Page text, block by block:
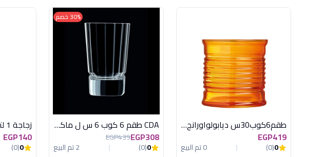
طقم6كوب30س ديابولواورانج لومينارك فرنسا
EGP419
0
(0)
0 تم البيع
30% خصم
CDA طقم 6 كوب 6 س ل ماكاسار
EGP308
EGP439
0
(0)
2 تم البيع
EGP140
0
(0)